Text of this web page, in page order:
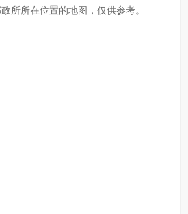
所所在位置的地图，仅供参考。